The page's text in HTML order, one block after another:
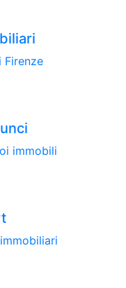
Firenze
immobili